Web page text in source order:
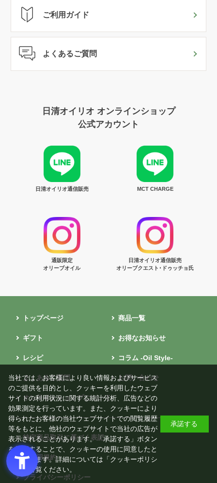
ご利用ガイド
よくあるご質問
日清オイリオ オンラインショップ
公式アカウント
日清オイリオ通信販売 MCT CHARGE
通販限定
オリーブオイル
日清オイリオ通信販売
オリーブクエスト･ドゥッチョ氏
トップページ 商品一覧
ギフト お得なお知らせ
レシピ コラム -Oil Style-
よくあるご質問 お問い合わせ
オンラインショップについて
特定商品取引に基づく表記
ご利用規約
プライバシーポリシー
当社では、お客様により良い情報およびサービス
のご提供を目的とし、クッキーを利用したウェブ
サイトの利用状況に関する統計分析、広告などの
効果測定を行っています。また、クッキーにより
得られたお客様の当社ウェブサイトでの閲覧履歴
等をもとに、他社のウェブサイトで当社の広告が
表示されることがあります。「承諾する」ボタン
を押下することで、クッキーの使用に同意したと
みなされます。詳細については「クッキーポリシ
ー
」をご覧ください。
承諾する